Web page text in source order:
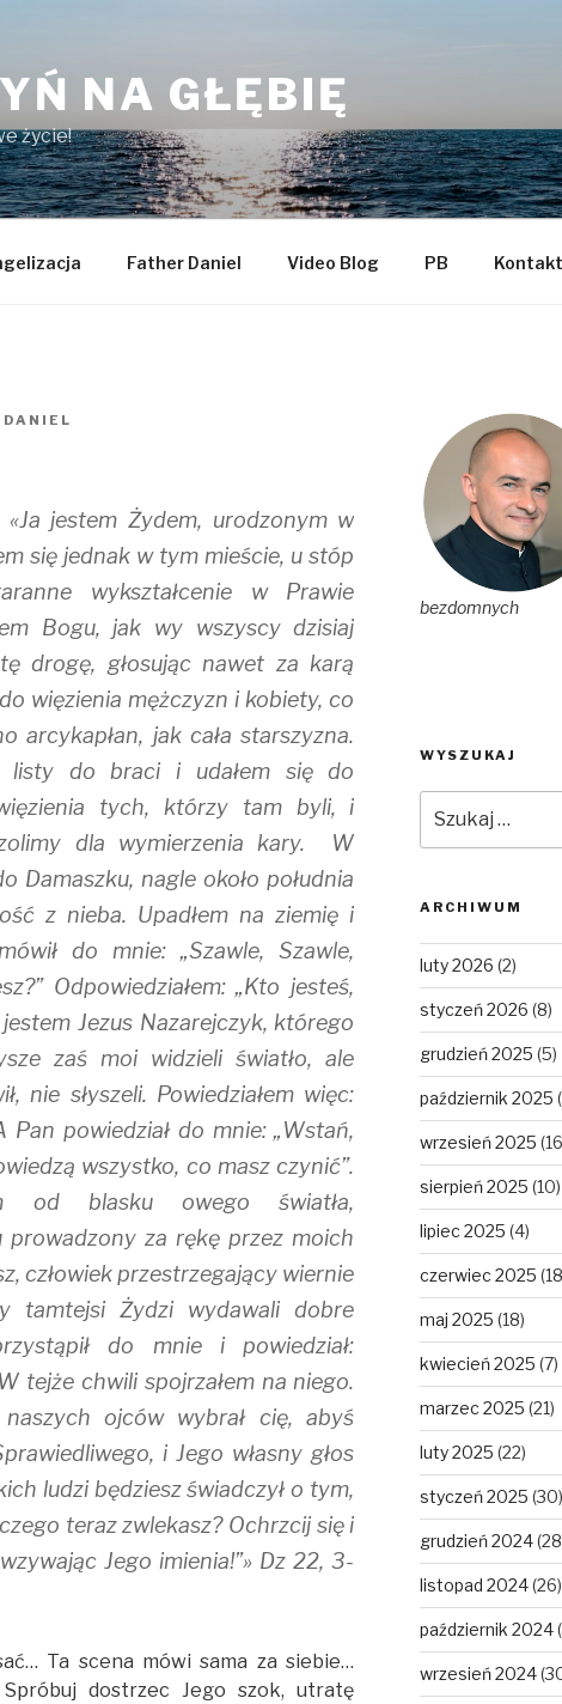
NA GŁĘBIĘ
życie!
Father Daniel Video Blog PB Kontakt
DANIEL
«Ja jestem Żydem, urodzonym w
się jednak w tym mieście, u stóp
wykształcenie w Prawie
Bogu, jak wy wszyscy dzisiaj
tę drogę, głosując nawet za karą
więzienia mężczyzn i kobiety, co
arcykapłan, jak cała starszyzna.
listy do braci i udałem się do
tych, którzy tam byli, i
dla wymierzenia kary. W
Damaszku, nagle około południa
z nieba. Upadłem na ziemię i
do mnie: „Szawle, Szawle,
Odpowiedziałem: „Kto jesteś,
jestem Jezus Nazarejczyk, którego
zaś moi widzieli światło, ale
nie słyszeli. Powiedziałem więc:
Pan powiedział do mnie: „Wstań,
wszystko, co masz czynić”.
od blasku owego światła,
prowadzony za rękę przez moich
człowiek przestrzegający wiernie
tamtejsi Żydzi wydawali dobre
do mnie i powiedział:
tejże chwili spojrzałem na niego.
ojców wybrał cię, abyś
i Jego własny głos
ludzi będziesz świadczył o tym,
teraz zwlekasz? Ochrzcij się i
Jego imienia!”» Dz 22, 3-
Ta scena mówi sama za siebie…
dostrzec Jego szok, utratę
bezdomnych
WYSZUKAJ
ARCHIWUM
luty 2026 (2)
styczeń 2026 (8)
grudzień 2025 (5)
październik 2025
wrzesień 2025
sierpień 2025 (10)
lipiec 2025 (4)
czerwiec 2025
maj 2025 (18)
kwiecień 2025 (7)
marzec 2025 (21)
luty 2025 (22)
styczeń 2025 (30)
grudzień 2024
listopad 2024(26)
październik 2024
wrzesień 2024